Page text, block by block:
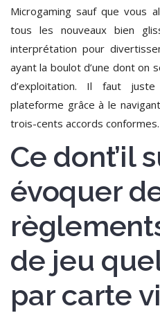
Microgaming sauf que vous
tous les nouveaux bien
interprétation pour
ayant la boulot d’une dont on
d’exploitation. Il faut juste
plateforme grâce à le
trois-cents accords conformes.
Ce dont’il
évoquer
de jeu
par carte